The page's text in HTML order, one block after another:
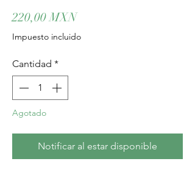
220,00 MXNPrecio
Impuesto incluido
Cantidad *
Agotado
Notificar al estar disponible